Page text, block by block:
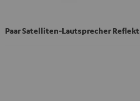
Paar Satelliten-Lautsprecher Reflekt